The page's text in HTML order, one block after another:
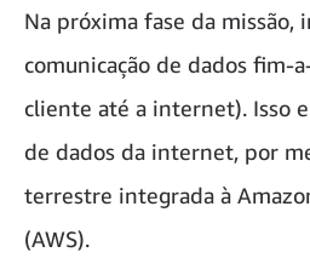
Na próxima fase da missão,
comunicação de dados fim-
cliente até a internet). Isso
de dados da internet, por
terrestre integrada à
(AWS).